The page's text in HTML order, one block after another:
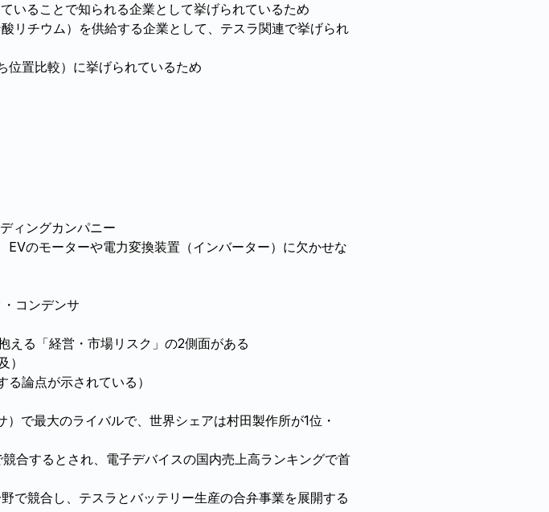
いることで知られる企業として挙げられているため
リチウム）を供給する企業として、テスラ関連で挙げられ
位置比較）に挙げられているため
ィングカンパニー
のモーターや電力変換装置（インバーター）に欠かせな
コンデンサ
える「経営・市場リスク」の2側面がある
論点が示されている）
で最大のライバルで、世界シェアは村田製作所が1位・
合するとされ、電子デバイスの国内売上高ランキングで首
で競合し、テスラとバッテリー生産の合弁事業を展開する